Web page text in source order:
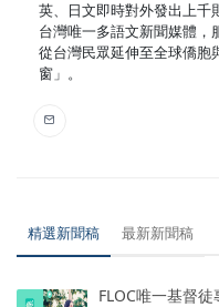
英、日文即時對外發出上千
台灣唯一多語文新聞媒體，
從台灣民眾延伸至全球僑胞
窗」。
精選新聞稿 最新新聞稿
FLOC唯一基督